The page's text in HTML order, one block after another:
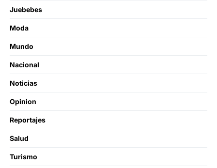
Juebebes
Moda
Mundo
Nacional
Noticias
Opinion
Reportajes
Salud
Turismo